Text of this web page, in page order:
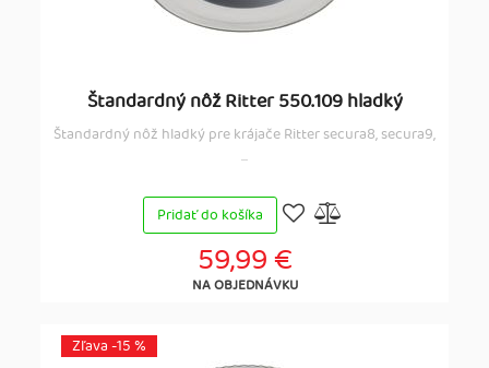
Štandardný nôž Ritter 550.109 hladký
Štandardný nôž hladký pre krájače Ritter secura8, secura9,
...
Pridať do košíka
59,99 €
NA OBJEDNÁVKU
Zľava -15 %